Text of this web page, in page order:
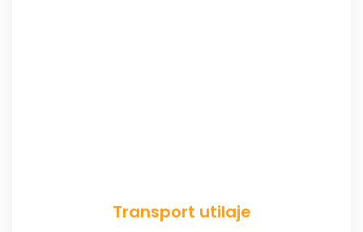
Transport utilaje